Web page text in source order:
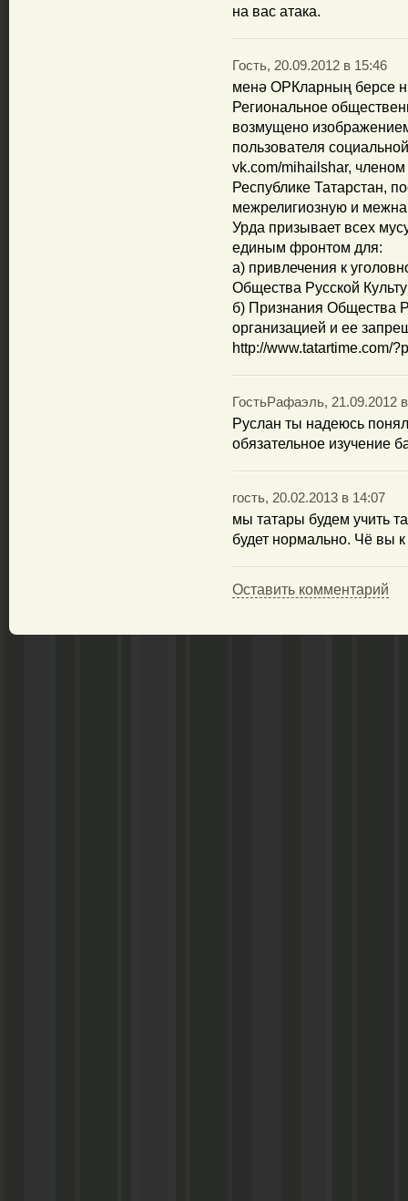
на вас атака.
Гость, 20.09.2012 в 15:46
менә ОРКларның берсе
Региональное
возмущено
пользователя
vk.com/mihailshar,
Республике Татарстан,
межрелигиозную и
Урда призывает всех
единым фронтом для:
а) привлечения к
Общества Русской
б) Признания Общества
организацией и ее
http://www.tatartime.com/
ГостьРафаэль, 21.09.2012
Руслан ты надеюсь
обязательное изучение
гость, 20.02.2013 в 14:07
мы татары будем учить
будет нормально. Чё вы
Оставить комментарий